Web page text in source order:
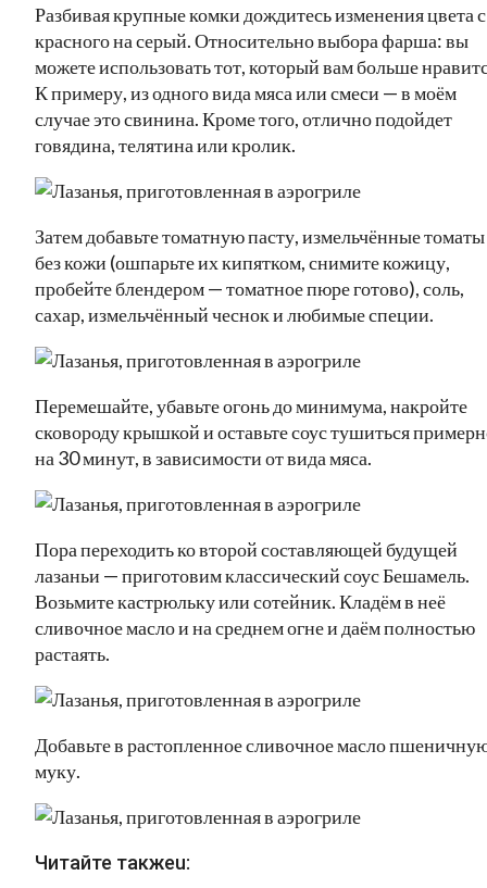
Разбивая крупные комки дождитесь изменения цвета с
красного на серый. Относительно выбора фарша: вы
можете использовать тот, который вам больше
К примеру, из одного вида мяса или смеси — в моём
случае это свинина. Кроме того, отлично подойдет
говядина, телятина или кролик.
Затем добавьте томатную пасту, измельчённые томаты
без кожи (ошпарьте их кипятком, снимите кожицу,
пробейте блендером — томатное пюре готово), соль,
сахар, измельчённый чеснок и любимые специи.
Перемешайте, убавьте огонь до минимума, накройте
сковороду крышкой и оставьте соус тушиться
на 30 минут, в зависимости от вида мяса.
Пора переходить ко второй составляющей будущей
лазаньи — приготовим классический соус Бешамель.
Возьмите кастрюльку или сотейник. Кладём в неё
сливочное масло и на среднем огне и даём полностью
растаять.
Добавьте в растопленное сливочное масло
муку.
Читайте такжеu: